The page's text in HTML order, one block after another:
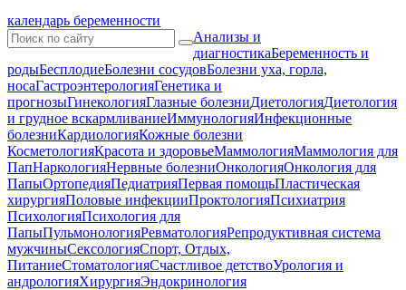
календарь беременности
Анализы и
диагностикаБеременность и
родыБесплодиеБолезни сосудовБолезни уха, горла,
носаГастроэнтерологияГенетика и
прогнозыГинекологияГлазные болезниДиетологияДиетология
и грудное вскармливаниеИммунологияИнфекционные
болезниКардиологияКожные болезни
КосметологияКрасота и здоровьеМаммологияМаммология для
ПапНаркологияНервные болезниОнкологияОнкология для
ПапыОртопедияПедиатрияПервая помощьПластическая
хирургияПоловые инфекцииПроктологияПсихиатрия
ПсихологияПсихология для
ПапыПульмонологияРевматологияРепродуктивная система
мужчиныСексологияСпорт, Отдых,
ПитаниеСтоматологияСчастливое детствоУрология и
андрологияХирургияЭндокринология